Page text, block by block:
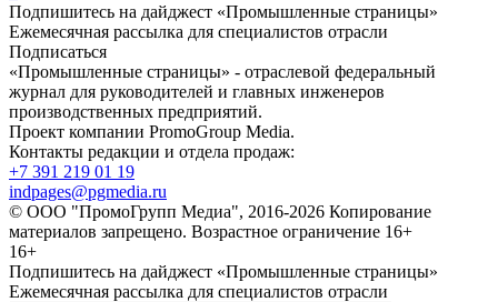
Подпишитесь на дайджест «Промышленные страницы»
Ежемесячная рассылка для специалистов отрасли
Подписаться
«Промышленные страницы» - отраслевой федеральный
журнал для руководителей и главных инженеров
производственных предприятий.
Проект компании PromoGroup Media.
Контакты редакции и отдела продаж:
+7 391 219 01 19
indpages@pgmedia.ru
© ООО "ПромоГрупп Медиа", 2016-2026 Копирование
материалов запрещено. Возрастное ограничение 16+
16+
Подпишитесь на дайджест «Промышленные страницы»
Ежемесячная рассылка для специалистов отрасли